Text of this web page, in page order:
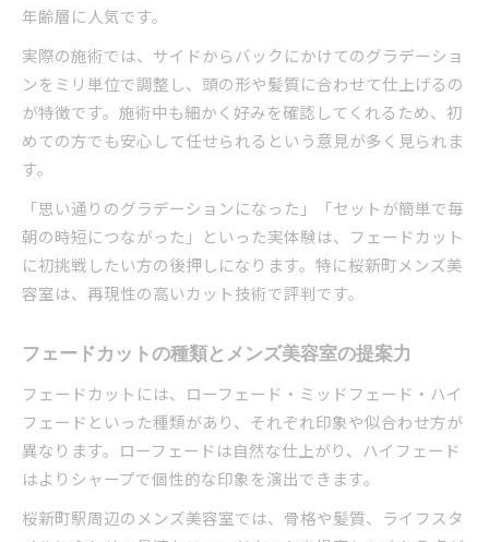
年齢層に人気です。
実際の施術では、サイドからバックにかけてのグラデーショ
ンをミリ単位で調整し、頭の形や髪質に合わせて仕上げるの
が特徴です。施術中も細かく好みを確認してくれるため、初
めての方でも安心して任せられるという意見が多く見られま
す。
「思い通りのグラデーションになった」「セットが簡単で毎
朝の時短につながった」といった実体験は、フェードカット
に初挑戦したい方の後押しになります。特に桜新町メンズ美
容室は、再現性の高いカット技術で評判です。
フェードカットの種類とメンズ美容室の提案力
フェードカットには、ローフェード・ミッドフェード・ハイ
フェードといった種類があり、それぞれ印象や似合わせ方が
異なります。ローフェードは自然な仕上がり、ハイフェード
はよりシャープで個性的な印象を演出できます。
桜新町駅周辺のメンズ美容室では、骨格や髪質、ライフスタ